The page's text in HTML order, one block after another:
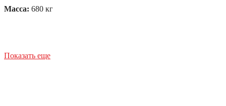
Масса: 680 кг
Показать еще